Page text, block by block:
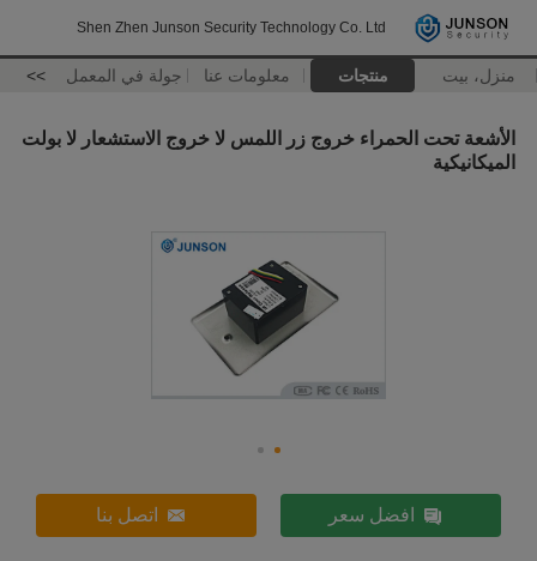
Shen Zhen Junson Security Technology Co. Ltd
منزل، بيت منتجات معلومات عنا جولة في المعمل >>
الأشعة تحت الحمراء خروج زر اللمس لا خروج الاستشعار لا بولت
الميكانيكية
افضل سعر اتصل بنا